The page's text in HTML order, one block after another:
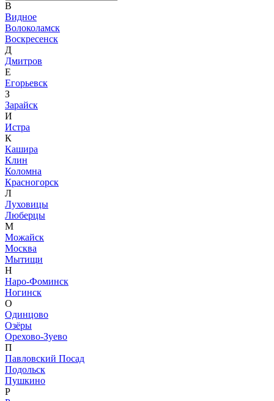
В
Видное
Волоколамск
Воскресенск
Д
Дмитров
Е
Егорьевск
З
Зарайск
И
Истра
К
Кашира
Клин
Коломна
Красногорск
Л
Луховицы
Люберцы
М
Можайск
Москва
Мытищи
Н
Наро-Фоминск
Ногинск
О
Одинцово
Озёры
Орехово-Зуево
П
Павловский Посад
Подольск
Пушкино
Р